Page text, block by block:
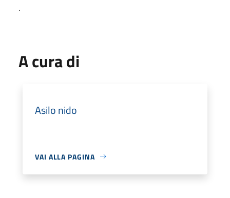
.
A cura di
Asilo nido
VAI ALLA PAGINA